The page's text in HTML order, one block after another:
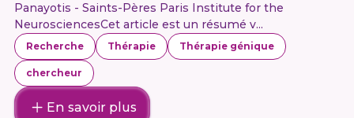
Panayotis - Saints-Pères Paris Institute for the
NeurosciencesCet article est un résumé v...
Recherche Thérapie Thérapie génique
chercheur
En savoir plus